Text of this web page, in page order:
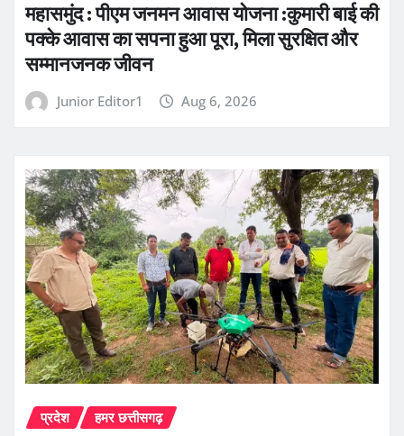
महासमुंद : पीएम जनमन आवास योजना :कुमारी बाई की
पक्के आवास का सपना हुआ पूरा, मिला सुरक्षित और
सम्मानजनक जीवन
Junior Editor1 Aug 6, 2026
प्रदेश हमर छत्तीसगढ़